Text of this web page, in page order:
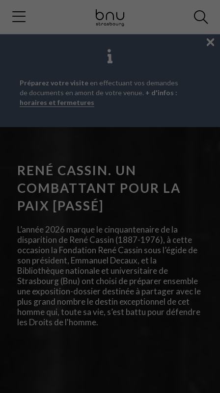
Aller
au
menu
Aller
au
contenu
Aller
à
la
Préparez votre visite en effectuant vos demandes
de documents en amont de votre venue. + d'infos :
horaires et fermetures
RENÉ CASSIN. UN
COMBATTANT POUR LA
PAIX [PASSÉ]
L’année 2026 marque le cinquantenaire de la
disparition de René Cassin (1887-1976), à cette
occasion la Fondation René Cassin sous l’égide de
son président, Emmanuel Decaux, et la
Bibliothèque nationale et universitaire de
Strasbourg (Bnu) ont choisi de préparer ensemble
une exposition-dossier destinée à partager avec le
plus grand nombre le destin exceptionnel de cet
homme qui, toute sa vie, s’est battu pour défendre
les Droits de l'homme.